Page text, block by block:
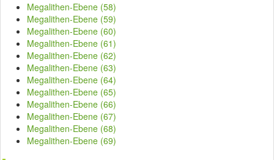
Megalithen-Ebene (58)
Megalithen-Ebene (59)
Megalithen-Ebene (60)
Megalithen-Ebene (61)
Megalithen-Ebene (62)
Megalithen-Ebene (63)
Megalithen-Ebene (64)
Megalithen-Ebene (65)
Megalithen-Ebene (66)
Megalithen-Ebene (67)
Megalithen-Ebene (68)
Megalithen-Ebene (69)